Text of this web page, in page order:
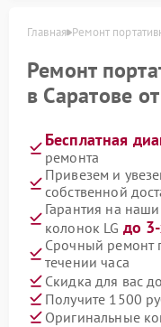
Главная Ремонт
Ремонт
в Саратове
Бесплатная
ремонта
Привезем и
собственной
Гарантия на
колонок LG до
Срочный ремонт
течении часа
Скидка для вас до
Получите 1500
Оригинальные